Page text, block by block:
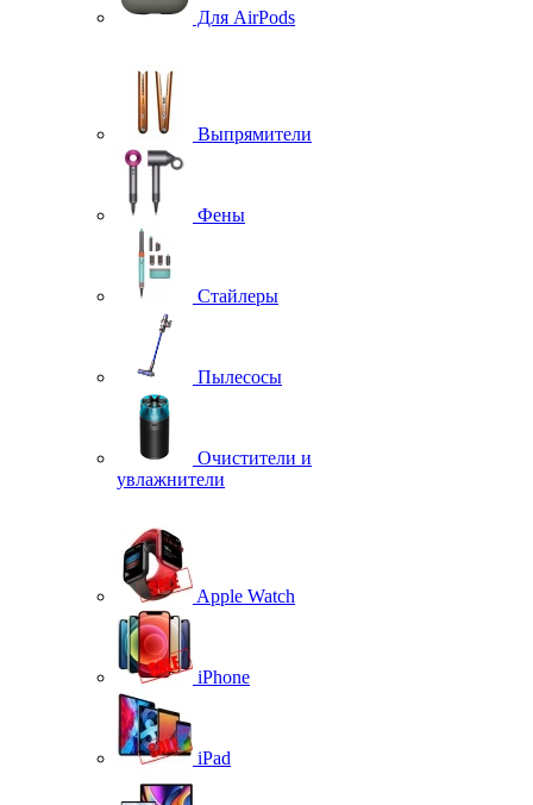
Для AirPods
Выпрямители
Фены
Стайлеры
Пылесосы
Очистители и
увлажнители
Apple Watch
iPhone
iPad